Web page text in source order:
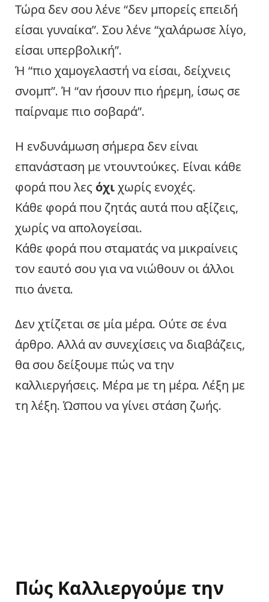
Τώρα δεν σου λένε “δεν μπορείς επειδή
είσαι γυναίκα”. Σου λένε “χαλάρωσε λίγο,
είσαι υπερβολική”.
Ή “πιο χαμογελαστή να είσαι, δείχνεις
σνομπ”. Ή “αν ήσουν πιο ήρεμη, ίσως σε
παίρναμε πιο σοβαρά”.
Η ενδυνάμωση σήμερα δεν είναι
επανάσταση με ντουντούκες. Είναι κάθε
φορά που λες όχιχωρίς ενοχές.
Κάθε φορά που ζητάς αυτά που αξίζεις,
χωρίς να απολογείσαι.
Κάθε φορά που σταματάς να μικραίνεις
τον εαυτό σου για να νιώθουν οι άλλοι
πιο άνετα.
Δεν χτίζεται σε μία μέρα. Ούτε σε ένα
άρθρο. Αλλά αν συνεχίσεις να διαβάζεις,
θα σου δείξουμε πώς να την
καλλιεργήσεις. Μέρα με τη μέρα. Λέξη με
τη λέξη. Ώσπου να γίνει στάση ζωής.
Πώς Καλλιεργούμε την